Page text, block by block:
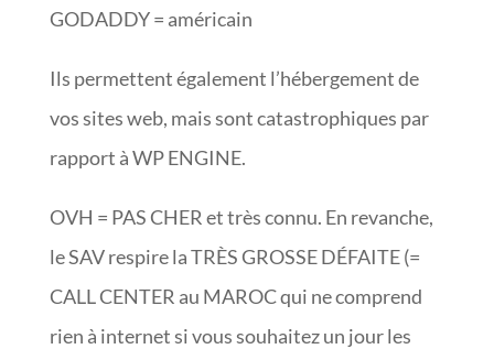
GODADDY = américain
Ils permettent également l’hébergement de
vos sites web, mais sont catastrophiques par
rapport à WP ENGINE.
OVH = PAS CHER et très connu. En revanche,
le SAV respire la TRÈS GROSSE DÉFAITE (=
CALL CENTER au MAROC qui ne comprend
rien à internet si vous souhaitez un jour les